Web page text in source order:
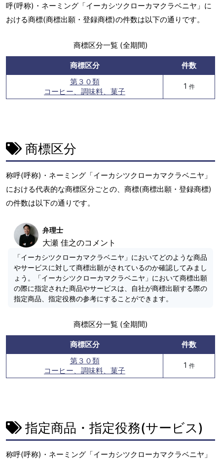
呼(呼称)・ネーミング「イーカシツクローカマクラベニヤ」に
おける商標(商標出願・登録商標)の件数は以下の通りです。
商標区分一覧 (全期間)
商標区分
件数
第３０類
コーヒー、調味料、菓子
1 件
商標区分
称呼(呼称)・ネーミング「イーカシツクローカマクラベニヤ」
における代表的な商標区分ごとの、商標(商標出願・登録商標)
の件数は以下の通りです。
弁理士
大瀬 佳之のコメント
「イーカシツクローカマクラベニヤ」においてどのような商品
やサービスに対して商標出願がされているのか確認してみまし
ょう。「イーカシツクローカマクラベニヤ」において商標出願
の際に指定された商品やサービスは、自社が商標出願する際の
指定商品、指定役務の参考にすることができます。
商標区分一覧 (全期間)
商標区分
件数
第３０類
コーヒー、調味料、菓子
1 件
指定商品・指定役務(サービス)
称呼(呼称)・ネーミング「イーカシツクローカマクラベニヤ」